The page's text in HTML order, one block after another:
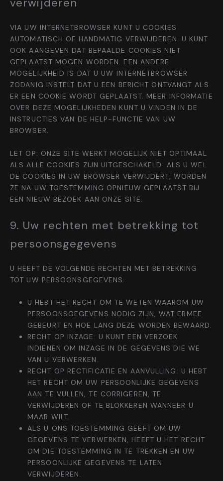
VIA UW INTERNETBROWSER KUNT U COOKIES
AUTOMATISCH OF HANDMATIG VERWIJDEREN. U KUNT
OOK AANGEVEN DAT BEPAALDE COOKIES NIET
GEPLAATST MOGEN WORDEN. EEN ANDERE
MOGELIJKHEID IS DAT U UW INTERNETBROWSER
ZODANIG INSTELT DAT U EEN BERICHT ONTVANGT ALS
ER EEN COOKIE WORDT GEPLAATST. MEER INFORMATIE
OVER DEZE MOGELIJKHEDEN KUNT U VINDEN IN DE
INSTRUCTIES VAN DE HELP-FUNCTIE VAN UW
BROWSER.
LET OP: ONZE SITE WERKT MOGELIJK NIET OPTIMAAL
ALS ALLE COOKIES ZIJN UITGESCHAKELD. ALS U WEL
DE COOKIES IN UW BROWSER VERWIJDERT, WORDEN
ZE NA UW TOESTEMMING OPNIEUW GEPLAATST BIJ
EEN NIEUW BEZOEK AAN ONZE SITE.
9. Uw rechten met betrekking tot
persoonsgegevens
U HEEFT DE VOLGENDE RECHTEN MET BETREKKING
TOT UW PERSOONSGEGEVENS:
U HEBT HET RECHT OM TE WETEN WAAROM UW
PERSOONSGEGEVENS NODIG ZIJN, WAT ERMEE
GEBEURT EN HOE LANG DEZE WORDEN BEWAARD.
RECHT OP INZAGE: U KUNT EEN VERZOEK
INDIENEN OM INZAGE IN DE GEGEVENS DIE WE
VAN U VERWERKEN.
RECHT OP RECTIFICATIE EN AANVULLING: U HEBT
HET RECHT OM UW PERSOONLIJKE GEGEVENS
AAN TE VULLEN, TE CORRIGEREN, TE
VERWIJDEREN OF TE BLOKKEREN WANNEER U
MAAR WILT.
ALS U ONS TOESTEMMING GEEFT OM UW
GEGEVENS TE VERWERKEN, HEEFT U HET RECHT
OM DIE TOESTEMMING IN TE TREKKEN EN UW
PERSOONLIJKE GEGEVENS TE LATEN
VERWIJDEREN.